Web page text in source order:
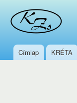
Főmenü
Címlap KRÉTA